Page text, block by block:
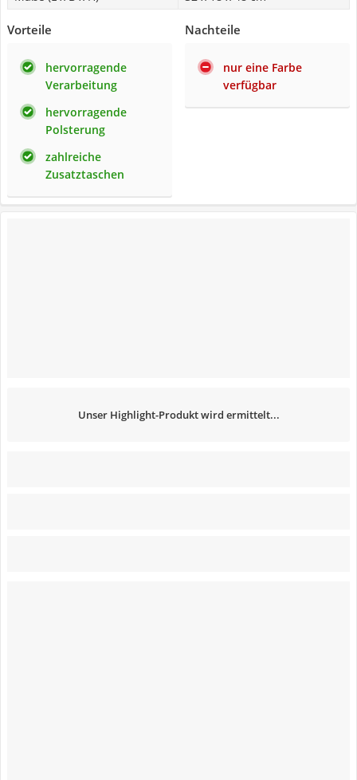
Vorteile
hervorragende
Verarbeitung
hervorragende
Polsterung
zahlreiche
Zusatztaschen
Nachteile
nur eine Farbe
verfügbar
Unser Highlight-Produkt wird ermittelt...